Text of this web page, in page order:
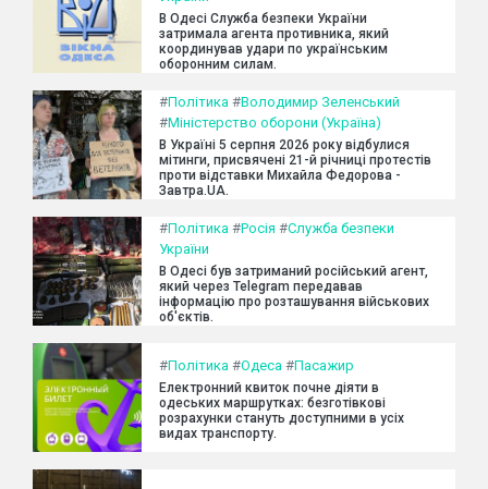
В Одесі Служба безпеки України
затримала агента противника, який
координував удари по українським
оборонним силам.
#Політика #Володимир Зеленський
#Міністерство оборони (Україна)
В Україні 5 серпня 2026 року відбулися
мітинги, присвячені 21-й річниці протестів
проти відставки Михайла Федорова -
Завтра.UA.
#Політика #Росія #Служба безпеки
України
В Одесі був затриманий російський агент,
який через Telegram передавав
інформацію про розташування військових
об'єктів.
#Політика #Одеса #Пасажир
Електронний квиток почне діяти в
одеських маршрутках: безготівкові
розрахунки стануть доступними в усіх
видах транспорту.